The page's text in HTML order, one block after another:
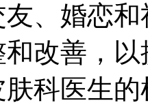
、婚恋
改善，
科医生